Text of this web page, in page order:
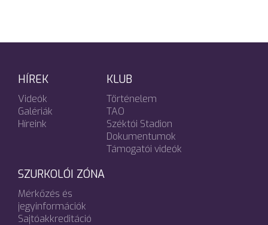
HÍREK
Videók
Galériák
Híreink
KLUB
Történelem
TAO
Széktói Stadion
Dokumentumok
Támogatói videók
SZURKOLÓI ZÓNA
Mérkőzés és
jegyinformációk
Sajtóakkreditáció